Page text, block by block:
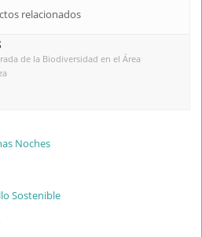
relacionados
de la Biodiversidad en el Área